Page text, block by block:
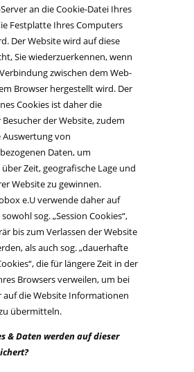
an die Cookie-Datei Ihres
Festplatte Ihres Computers
Der Website wird auf diese
Sie wiederzuerkennen, wenn
zwischen dem Web-
Browser hergestellt wird. Der
Cookies ist daher die
der Website, zudem
Auswertung von
Daten, um
Zeit, geografische Lage und
Website zu gewinnen.
e.U verwende daher auf
sog. „Session Cookies“,
bis zum Verlassen der Website
als auch sog. „dauerhafte
die für längere Zeit in der
Browsers verweilen, um bei
auf die Website Informationen
übermitteln.
& Daten werden auf dieser